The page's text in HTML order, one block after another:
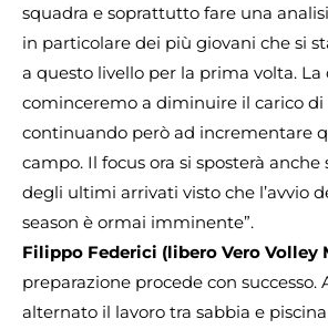
squadra e soprattutto fare una
in particolare dei più giovani che si
a questo livello per la prima volta.
cominceremo a diminuire il carico di
continuando però ad incrementare
campo. Il focus ora si sposterà anche
degli ultimi arrivati visto che l’avvio
season è ormai imminente”.
Filippo Federici (libero Vero Volley
preparazione procede con successo.
alternato il lavoro tra sabbia e